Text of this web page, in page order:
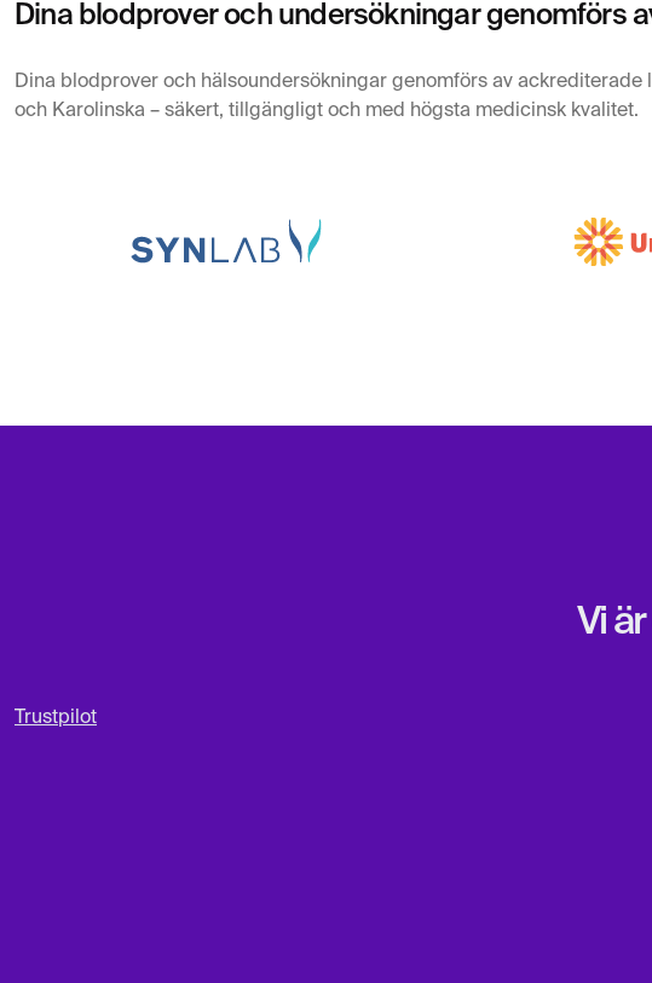
Dina blodprover och undersökningar genomförs
Dina blodprover och hälsoundersökningar genomförs av ackrediterade
och Karolinska – säkert, tillgängligt och med högsta medicinsk kvalitet.
Vi
Trustpilot